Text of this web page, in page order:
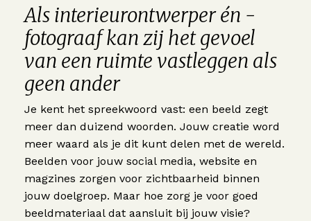
Als interieurontwerper én -
fotograaf kan zij het gevoel
van een ruimte vastleggen als
geen ander
Je kent het spreekwoord vast: een beeld zegt
meer dan duizend woorden. Jouw creatie word
meer waard als je dit kunt delen met de wereld.
Beelden voor jouw social media, website en
magzines zorgen voor zichtbaarheid binnen
jouw doelgroep. Maar hoe zorg je voor goed
beeldmateriaal dat aansluit bij jouw visie?